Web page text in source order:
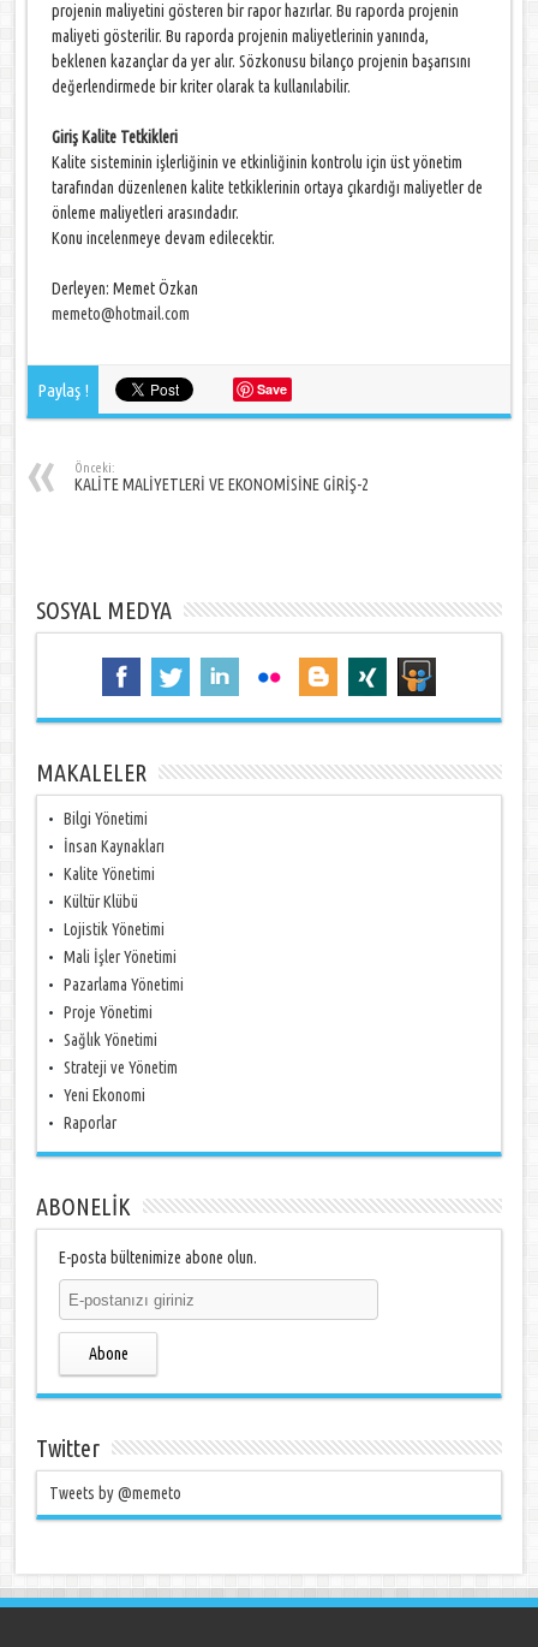
projenin maliyetini gösteren bir rapor hazırlar. Bu raporda projenin
maliyeti gösterilir. Bu raporda projenin maliyetlerinin yanında,
beklenen kazançlar da yer alır. Sözkonusu bilanço projenin başarısını
değerlendirmede bir kriter olarak ta kullanılabilir.
Giriş Kalite Tetkikleri
Kalite sisteminin işlerliğinin ve etkinliğinin kontrolu için üst yönetim
tarafından düzenlenen kalite tetkiklerinin ortaya çıkardığı maliyetler de
önleme maliyetleri arasındadır.
Konu incelenmeye devam edilecektir.
Derleyen: Memet Özkan
memeto@hotmail.com
Paylaş ! Save
Önceki:
KALİTE MALİYETLERİ VE EKONOMİSİNE GİRİŞ-2
SOSYAL MEDYA
MAKALELER
Bilgi Yönetimi
İnsan Kaynakları
Kalite Yönetimi
Kültür Klübü
Lojistik Yönetimi
Mali İşler Yönetimi
Pazarlama Yönetimi
Proje Yönetimi
Sağlık Yönetimi
Strateji ve Yönetim
Yeni Ekonomi
Raporlar
ABONELİK
E-posta bültenimize abone olun.
Abone
Twitter
Tweets by @memeto